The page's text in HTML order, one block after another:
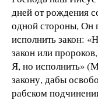
дней от рождения
одной стороны, Он
исполнить закон:
закон или
Я, но исполнить»
закону, дабы
рабском